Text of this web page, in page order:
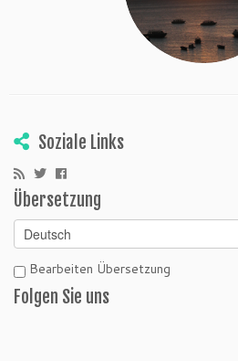
Soziale Links
Übersetzung
Bearbeiten Übersetzung
Folgen Sie uns